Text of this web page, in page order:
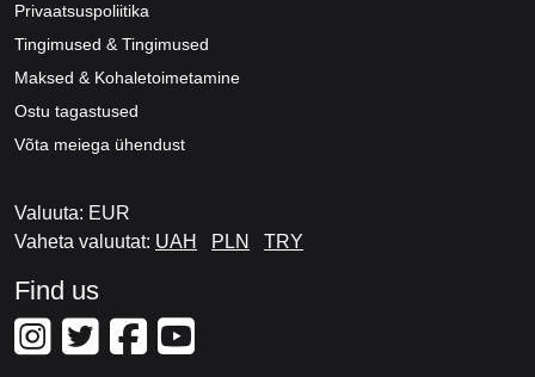
Privaatsuspoliitika
Tingimused & Tingimused
Maksed & Kohaletoimetamine
Ostu tagastused
Võta meiega ühendust
Valuuta: EUR
Vaheta valuutat: UAH PLN TRY
Find us